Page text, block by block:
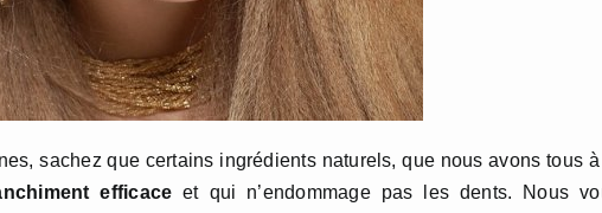
sachez que certains ingrédients naturels, que nous avons tous
efficace et qui n’endommage pas les dents. Nous